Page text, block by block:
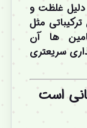
غلظت و
مثل
ها آن
سریعتری
است